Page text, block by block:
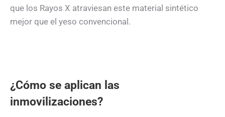
que los Rayos X atraviesan este material sintético
mejor que el yeso convencional.
¿Cómo se aplican las
inmovilizaciones?